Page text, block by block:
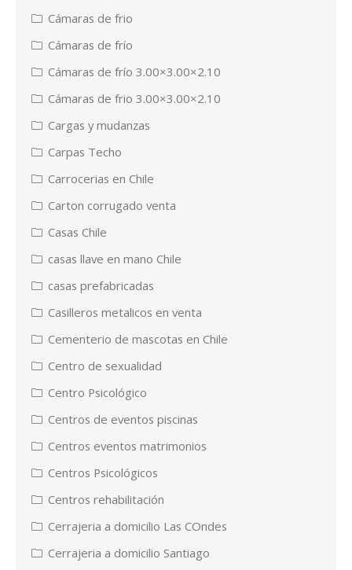
Cámaras de frio
Cámaras de frío
Cámaras de frío 3.00×3.00×2.10
Cámaras de frio 3.00×3.00×2.10
Cargas y mudanzas
Carpas Techo
Carrocerias en Chile
Carton corrugado venta
Casas Chile
casas llave en mano Chile
casas prefabricadas
Casilleros metalicos en venta
Cementerio de mascotas en Chile
Centro de sexualidad
Centro Psicológico
Centros de eventos piscinas
Centros eventos matrimonios
Centros Psicológicos
Centros rehabilitación
Cerrajeria a domicilio Las COndes
Cerrajeria a domicilio Santiago